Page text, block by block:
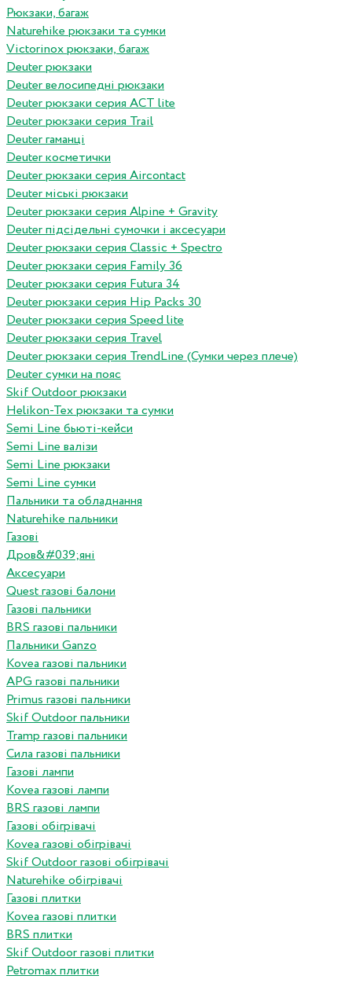
Рюкзаки, багаж
Naturehike рюкзаки та сумки
Victorinox рюкзаки, багаж
Deuter рюкзаки
Deuter велосипедні рюкзаки
Deuter рюкзаки серия ACT lite
Deuter рюкзаки серия Trail
Deuter гаманці
Deuter косметички
Deuter рюкзаки серия Aircontact
Deuter міські рюкзаки
Deuter рюкзаки серия Alpine + Gravity
Deuter підсідельні сумочки і аксесуари
Deuter рюкзаки серия Classic + Spectro
Deuter рюкзаки серия Family 36
Deuter рюкзаки серия Futura 34
Deuter рюкзаки серия Hip Packs 30
Deuter рюкзаки серия Speed lite
Deuter рюкзаки серия Travel
Deuter рюкзаки серия TrendLine (Сумки через плече)
Deuter сумки на пояс
Skif Outdoor рюкзаки
Helikon-Tex рюкзаки та сумки
Semi Line бьюті-кейси
Semi Line валізи
Semi Line рюкзаки
Semi Line сумки
Пальники та обладнання
Naturehike пальники
Газові
Дров&#039;яні
Аксесуари
Quest газові балони
Газові пальники
BRS газові пальники
Пальники Ganzo
Kovea газові пальники
APG газові пальники
Primus газові пальники
Skif Outdoor пальники
Tramp газові пальники
Сила газові пальники
Газові лампи
Kovea газові лампи
BRS газові лампи
Газові обігрівачі
Kovea газові обігрівачі
Skif Outdoor газові обігрівачі
Naturehike обігрівачі
Газові плитки
Kovea газові плитки
BRS плитки
Skif Outdoor газові плитки
Petromax плитки